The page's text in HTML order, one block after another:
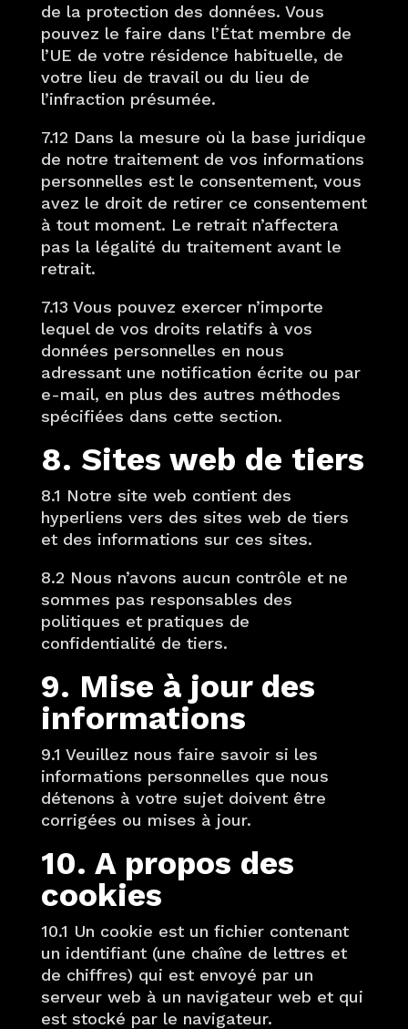
de la protection des données. Vous
pouvez le faire dans l’État membre de
l’UE de votre résidence habituelle, de
votre lieu de travail ou du lieu de
l’infraction présumée.
7.12 Dans la mesure où la base juridique
de notre traitement de vos informations
personnelles est le consentement, vous
avez le droit de retirer ce consentement
à tout moment. Le retrait n’affectera
pas la légalité du traitement avant le
retrait.
7.13 Vous pouvez exercer n’importe
lequel de vos droits relatifs à vos
données personnelles en nous
adressant une notification écrite ou par
e-mail, en plus des autres méthodes
spécifiées dans cette section.
8. Sites web de tiers
8.1 Notre site web contient des
hyperliens vers des sites web de tiers
et des informations sur ces sites.
8.2 Nous n’avons aucun contrôle et ne
sommes pas responsables des
politiques et pratiques de
confidentialité de tiers.
9. Mise à jour des
informations
9.1 Veuillez nous faire savoir si les
informations personnelles que nous
détenons à votre sujet doivent être
corrigées ou mises à jour.
10. A propos des
cookies
10.1 Un cookie est un fichier contenant
un identifiant (une chaîne de lettres et
de chiffres) qui est envoyé par un
serveur web à un navigateur web et qui
est stocké par le navigateur.